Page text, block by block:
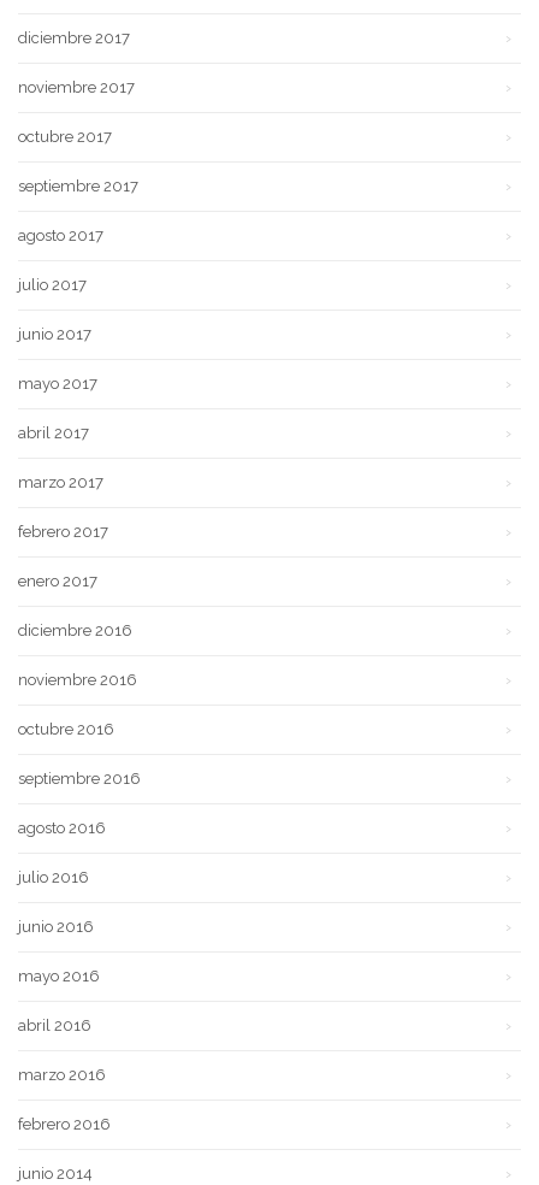
diciembre 2017
noviembre 2017
octubre 2017
septiembre 2017
agosto 2017
julio 2017
junio 2017
mayo 2017
abril 2017
marzo 2017
febrero 2017
enero 2017
diciembre 2016
noviembre 2016
octubre 2016
septiembre 2016
agosto 2016
julio 2016
junio 2016
mayo 2016
abril 2016
marzo 2016
febrero 2016
junio 2014